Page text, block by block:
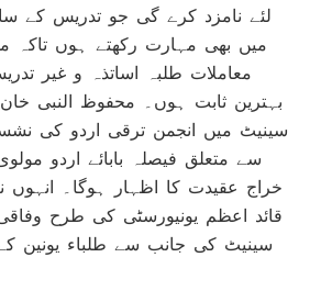
لئے نامزد کرے گی جو تدریس کے
میں بھی مہارت رکھتے ہوں تاکہ
معاملات طلبہ اساتذہ و غیر
بہترین ثابت ہوں۔ محفوظ النبی
سینیٹ میں انجمن ترقی اردو کی
سے متعلق فیصلہ بابائے اردو
خراج عقیدت کا اظہار ہوگا۔ انہوں
قائد اعظم یونیورسٹی کی طرح
سینیٹ کی جانب سے طلباء یونین کے